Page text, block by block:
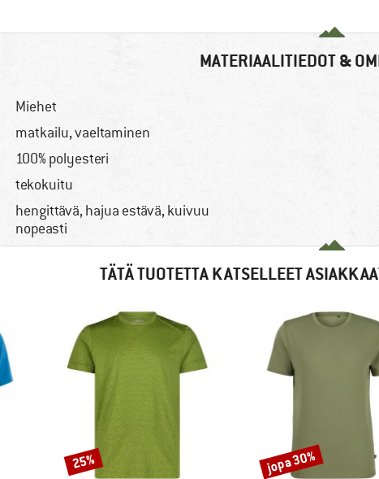
MATERIAALITIEDOT &
Miehet
matkailu, vaeltaminen
100% polyesteri
tekokuitu
hengittävä, hajua estävä, kuivuu
nopeasti
TÄTÄ TUOTETTA KATSELLEET
Alennus
25% Alennus
jopa 30%